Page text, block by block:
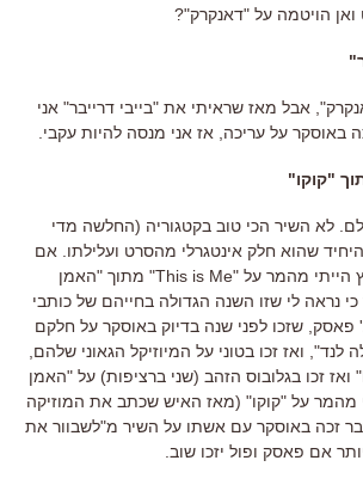
ואן הויטמה על "דאנקרק"?
אבל מאז שראיתי את "בייבי דרייבר" אני
באוסקר על עריכה, אז אני מנסה להיות עקבי.
"קוקו"
לא השיר הכי טוב בקטגוריה (החלשה מדי
שהוא חלק אינטגרלי מהסרט ועלילתו. אם
היה לי קצת יותר אומץ הייתי מהמר על "This is Me" מתוך "האמן
נראה לי שזו השנה הגדולה בחייהם של כותבי
פאסק, שזכו לפני שנה בדיוק באוסקר על חלקם
ואז זכו בטוני על המיוזיקל הגאוני שלהם,
"Dear Evan Hansen" ואז זכו בגלובוס הזהב (שני ברציפות) על "האמן
מהמר על "קוקו" (מאז האיש שכתב את המוזיקה
זכה באוסקר עם אשתו על השיר מ"לשבוור את
אם פאסק ופול יזכו שוב.